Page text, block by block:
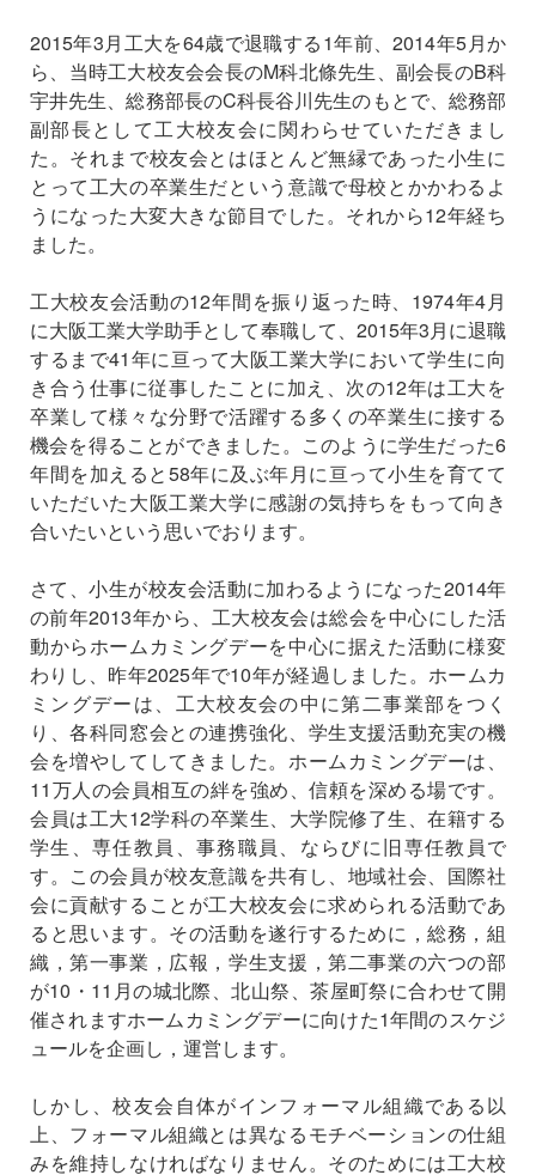
2015年3月工大を64歳で退職する1年前、2014年5月か
ら、当時工大校友会会長のM科北條先生、副会長のB科
宇井先生、総務部長のC科長谷川先生のもとで、総務部
副部長として工大校友会に関わらせていただきまし
た。それまで校友会とはほとんど無縁であった小生に
とって工大の卒業生だという意識で母校とかかわるよ
うになった大変大きな節目でした。それから12年経ち
ました。
工大校友会活動の12年間を振り返った時、1974年4月
に大阪工業大学助手として奉職して、2015年3月に退職
するまで41年に亘って大阪工業大学において学生に向
き合う仕事に従事したことに加え、次の12年は工大を
卒業して様々な分野で活躍する多くの卒業生に接する
機会を得ることができました。このように学生だった6
年間を加えると58年に及ぶ年月に亘って小生を育てて
いただいた大阪工業大学に感謝の気持ちをもって向き
合いたいという思いでおります。
さて、小生が校友会活動に加わるようになった2014年
の前年2013年から、工大校友会は総会を中心にした活
動からホームカミングデーを中心に据えた活動に様変
わりし、昨年2025年で10年が経過しました。ホームカ
ミングデーは、工大校友会の中に第二事業部をつく
り、各科同窓会との連携強化、学生支援活動充実の機
会を増やしてしてきました。ホームカミングデーは、
11万人の会員相互の絆を強め、信頼を深める場です。
会員は工大12学科の卒業生、大学院修了生、在籍する
学生、専任教員、事務職員、ならびに旧専任教員で
す。この会員が校友意識を共有し、地域社会、国際社
会に貢献することが工大校友会に求められる活動であ
ると思います。その活動を遂行するために，総務，組
織，第一事業，広報，学生支援，第二事業の六つの部
が10・11月の城北際、北山祭、茶屋町祭に合わせて開
催されますホームカミングデーに向けた1年間のスケジ
ュールを企画し，運営します。
しかし、校友会自体がインフォーマル組織である以
上、フォーマル組織とは異なるモチベーションの仕組
みを維持しなければなりません。そのためには工大校